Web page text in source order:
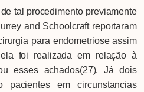
tal procedimento previamente
and Schoolcraft reportaram
para endometriose assim
foi realizada em relação à
esses achados(27). Já dois
pacientes em circunstancias